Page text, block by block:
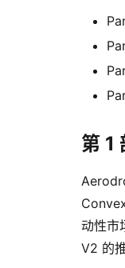
第 1
动性市
V2 的